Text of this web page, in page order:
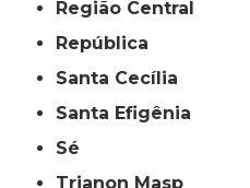
Região Central
República
Santa Cecília
Santa Efigênia
Sé
Trianon Masp